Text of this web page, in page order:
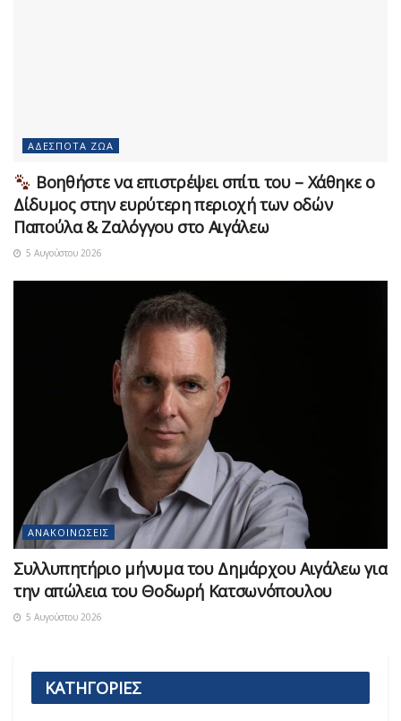
ΑΔΈΣΠΟΤΑ ΖΏΑ
Βοηθήστε να επιστρέψει σπίτι του – Χάθηκε ο
Δίδυμος στην ευρύτερη περιοχή των οδών
Παπούλα & Ζαλόγγου στο Αιγάλεω
5 Αυγούστου 2026
ΑΝΑΚΟΙΝΏΣΕΙΣ
Συλλυπητήριο μήνυμα του Δημάρχου Αιγάλεω για
την απώλεια του Θοδωρή Κατσωνόπουλου
5 Αυγούστου 2026
ΚΑΤΗΓΟΡΙΕΣ